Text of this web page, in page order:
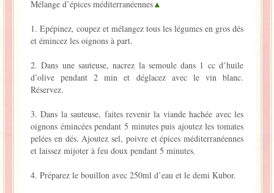
Mélange d’épices méditerranéennes▲
1. Epépinez, coupez et mélangez tous les légumes en gros dés
et émincez les oignons à part.
2. Dans une sauteuse, nacrez la semoule dans 1 cc d’huile
d’olive pendant 2 min et déglacez avec le vin blanc.
Réservez.
3. Dans la sauteuse, faites revenir la viande hachée avec les
oignons émincées pendant 5 minutes puis ajoutez les tomates
pelées en dés. Ajoutez sel, poivre et épices méditerranéennes
et laissez mijoter à feu doux pendant 5 minutes.
4. Préparez le bouillon avec 250ml d’eau et le demi Kubor.